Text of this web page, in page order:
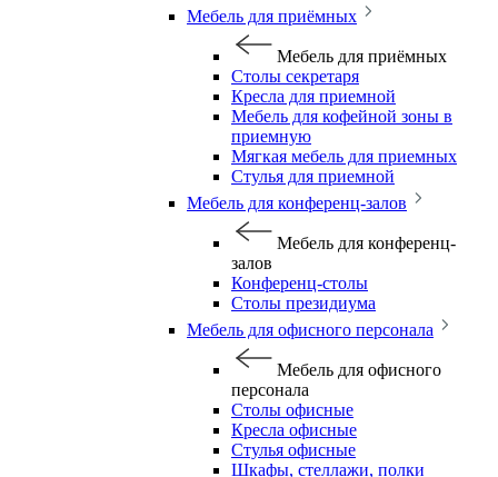
Мебель для приёмных
Мебель для приёмных
Столы секретаря
Кресла для приемной
Мебель для кофейной зоны в
приемную
Мягкая мебель для приемных
Стулья для приемной
Мебель для конференц-залов
Мебель для конференц-
залов
Конференц-столы
Столы президиума
Мебель для офисного персонала
Мебель для офисного
персонала
Столы офисные
Кресла офисные
Стулья офисные
Шкафы, стеллажи, полки